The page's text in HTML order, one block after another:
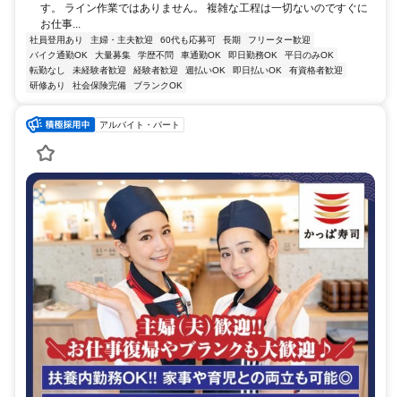
す。 ライン作業ではありません。 複雑な工程は一切ないのですぐに
お仕事...
社員登用あり 主婦・主夫歓迎 60代も応募可 長期
フリーター歓迎
バイク通勤OK
大量募集 学歴不問 車通勤OK 即日勤務OK
平日のみOK
転勤なし
未経験者歓迎 経験者歓迎 週払いOK 即日払いOK
有資格者歓迎
研修あり
社会保険完備 ブランクOK
アルバイト・パート